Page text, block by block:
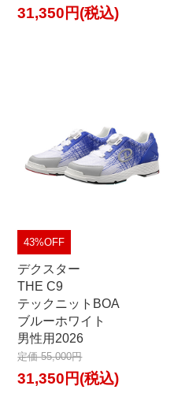
31,350円(税込)
43%OFF
デクスター
THE C9
テックニットBOA
ブルーホワイト
男性用2026
定価 55,000円
31,350円(税込)